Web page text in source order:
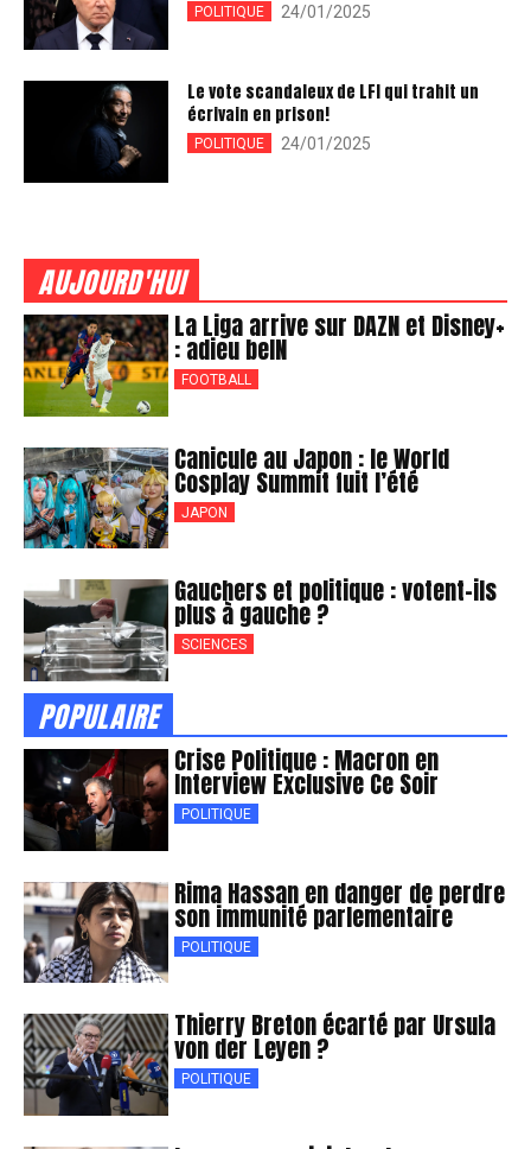
POLITIQUE 24/01/2025
Le vote scandaleux de LFI qui trahit un
écrivain en prison!
POLITIQUE 24/01/2025
AUJOURD'HUI
La Liga arrive sur DAZN et Disney+
: adieu beIN
FOOTBALL
Canicule au Japon : le World
Cosplay Summit fuit l’été
JAPON
Gauchers et politique : votent-ils
plus à gauche ?
SCIENCES
POPULAIRE
Crise Politique : Macron en
Interview Exclusive Ce Soir
POLITIQUE
Rima Hassan en danger de perdre
son immunité parlementaire
POLITIQUE
Thierry Breton écarté par Ursula
von der Leyen ?
POLITIQUE